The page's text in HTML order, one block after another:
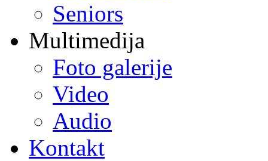
Seniors
Multimedija
Foto galerije
Video
Audio
Kontakt